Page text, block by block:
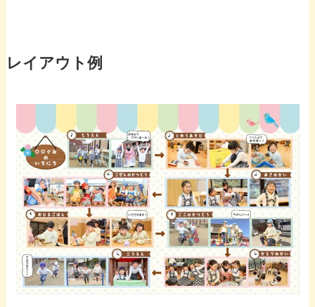
レイアウト例